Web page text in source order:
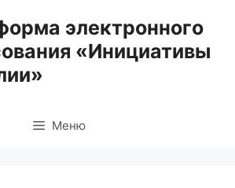
электронного
«Инициативы
Меню